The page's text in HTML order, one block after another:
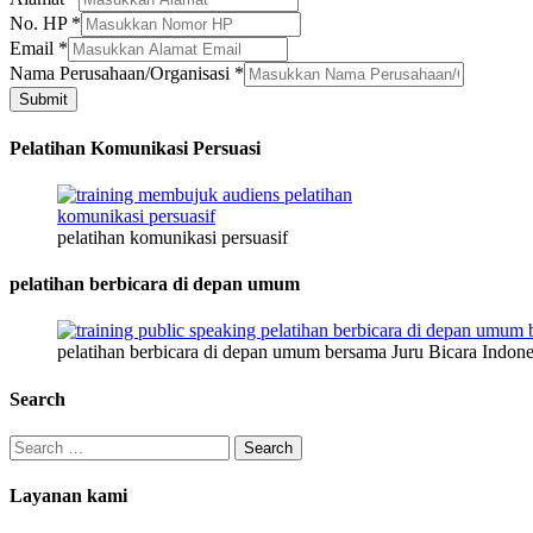
No. HP *
No.
Nama
Email
Email *
Nama Perusahaan/Organisasi *
Submit
Pelatihan Komunikasi Persuasi
pelatihan komunikasi persuasif
pelatihan berbicara di depan umum
pelatihan berbicara di depan umum bersama Juru Bicara
Search
Search
for:
Layanan kami